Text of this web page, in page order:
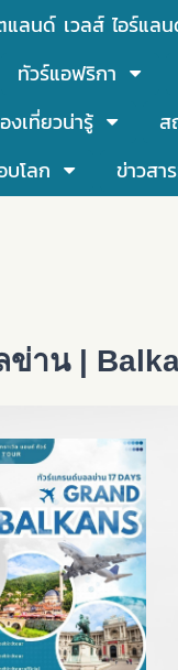
ลนด์ เวลส์ ไอร์แล
ทัวร์แอฟริกา
งเที่ยวน่ารู้ ส
บโลก ข่าวสา
าน |